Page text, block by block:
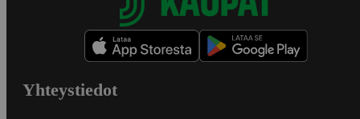
Yhteystiedot